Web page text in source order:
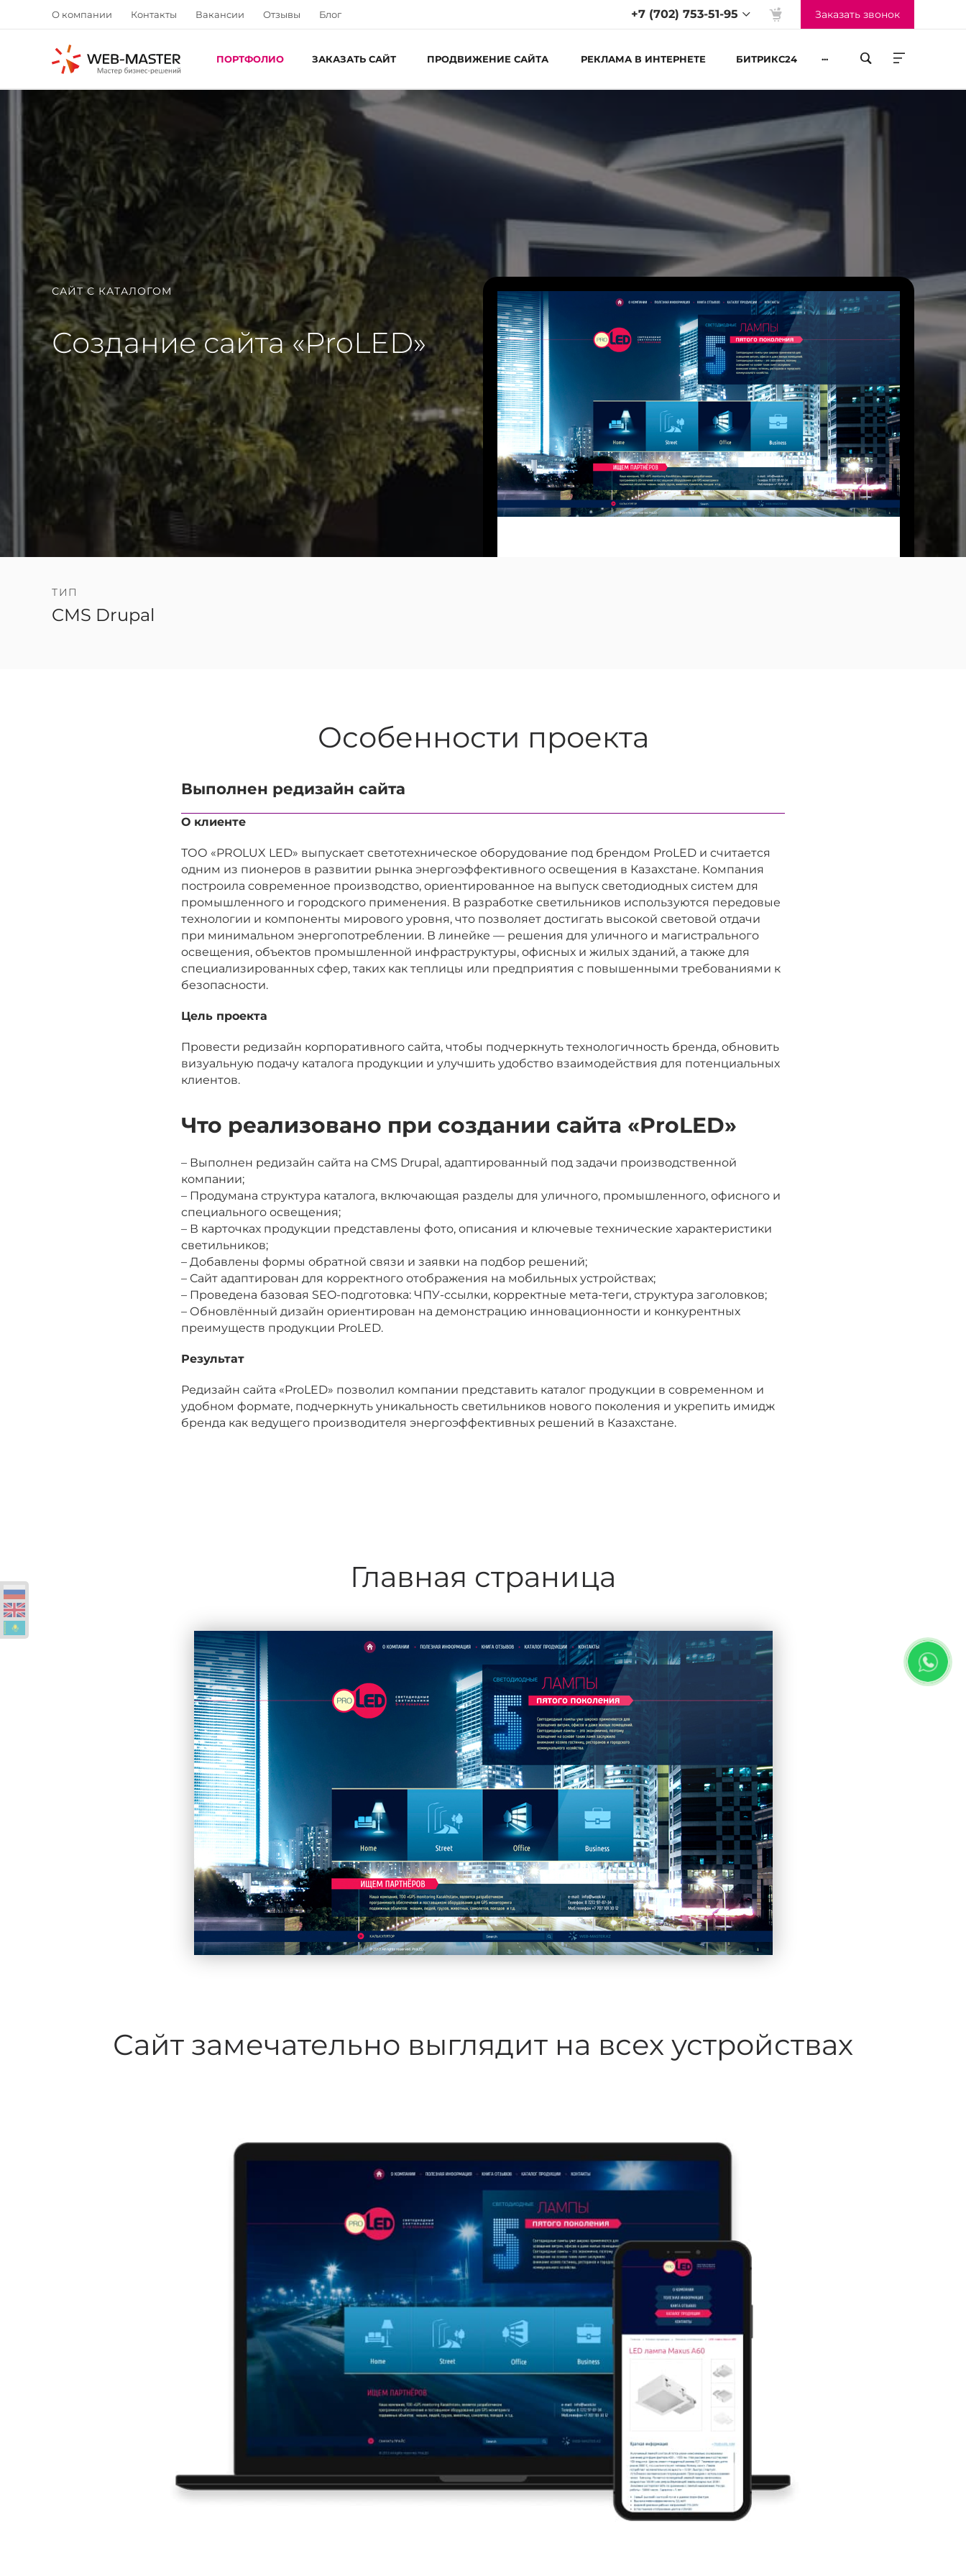
О компании Контакты Вакансии Отзывы Блог +7 (702) 753-51-95
Пн-Пт 09:00 до 18:00
Сб-Вс Выходные
Заказать звонок
ПОРТФОЛИО ЗАКАЗАТЬ САЙТ ПРОДВИЖЕНИЕ САЙТА РЕКЛАМА В ИНТЕРНЕТЕ БИТРИКС24 ...
САЙТ С КАТАЛОГОМ
Создание сайта «ProLED»
ТИП
CMS Drupal
Особенности проекта
Выполнен редизайн сайта
О клиенте
ТОО «PROLUX LED» выпускает светотехническое оборудование под брендом ProLED и считается
одним из пионеров в развитии рынка энергоэффективного освещения в Казахстане. Компания
построила современное производство, ориентированное на выпуск светодиодных систем для
промышленного и городского применения. В разработке светильников используются передовые
технологии и компоненты мирового уровня, что позволяет достигать высокой световой отдачи
при минимальном энергопотреблении. В линейке — решения для уличного и магистрального
освещения, объектов промышленной инфраструктуры, офисных и жилых зданий, а также для
специализированных сфер, таких как теплицы или предприятия с повышенными требованиями к
безопасности.
Цель проекта
Провести редизайн корпоративного сайта, чтобы подчеркнуть технологичность бренда, обновить
визуальную подачу каталога продукции и улучшить удобство взаимодействия для потенциальных
клиентов.
Что реализовано при создании сайта «ProLED»
– Выполнен редизайн сайта на CMS Drupal, адаптированный под задачи производственной
компании;
– Продумана структура каталога, включающая разделы для уличного, промышленного, офисного и
специального освещения;
– В карточках продукции представлены фото, описания и ключевые технические характеристики
светильников;
– Добавлены формы обратной связи и заявки на подбор решений;
– Сайт адаптирован для корректного отображения на мобильных устройствах;
– Проведена базовая SEO-подготовка: ЧПУ-ссылки, корректные мета-теги, структура заголовков;
– Обновлённый дизайн ориентирован на демонстрацию инновационности и конкурентных
преимуществ продукции ProLED.
Результат
Редизайн сайта «ProLED» позволил компании представить каталог продукции в современном и
удобном формате, подчеркнуть уникальность светильников нового поколения и укрепить имидж
бренда как ведущего производителя энергоэффективных решений в Казахстане.
Главная страница
Сайт замечательно выглядит на всех устройствах